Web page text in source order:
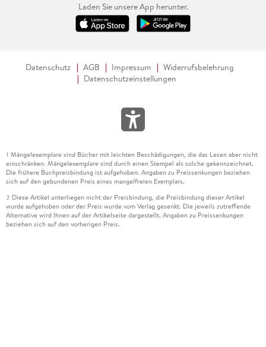
Laden Sie unsere App herunter.
Datenschutz AGB Impressum
Widerrufsbelehrung
Datenschutzeinstellungen
1 Mängelexemplare sind Bücher mit leichten Beschädigungen, die das Lesen aber nicht
einschränken. Mängelexemplare sind durch einen Stempel als solche gekennzeichnet.
Die frühere Buchpreisbindung ist aufgehoben. Angaben zu Preissenkungen beziehen
sich auf den gebundenen Preis eines mangelfreien Exemplars.
2 Diese Artikel unterliegen nicht der Preisbindung, die Preisbindung dieser Artikel
wurde aufgehoben oder der Preis wurde vom Verlag gesenkt. Die jeweils zutreffende
Alternative wird Ihnen auf der Artikelseite dargestellt. Angaben zu Preissenkungen
beziehen sich auf den vorherigen Preis.